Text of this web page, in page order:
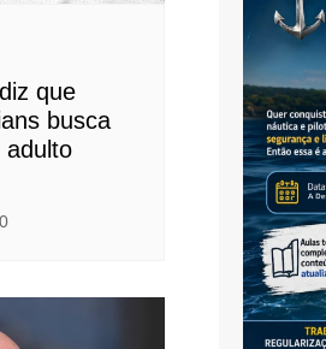
que
busca
adulto
0